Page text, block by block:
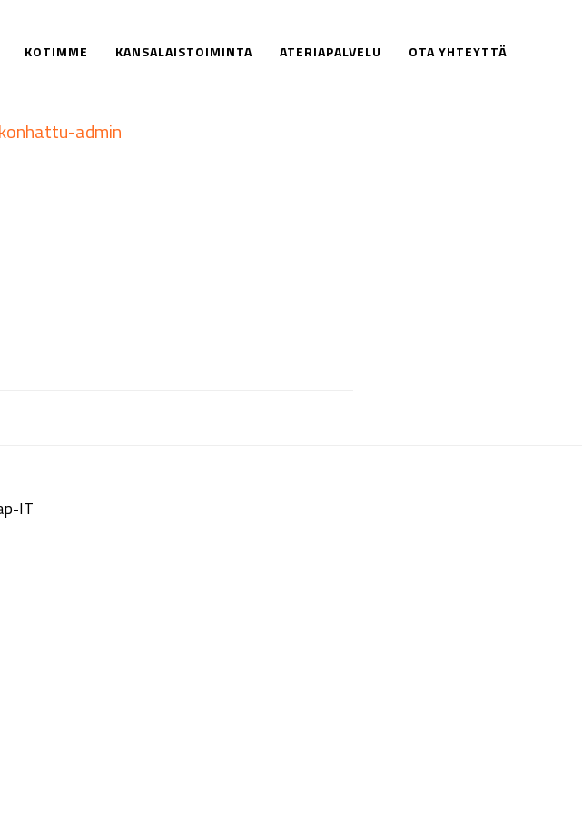
KOTIMME KANSALAISTOIMINTA ATERIAPALVELU OTA YHTEYTTÄ
21.6
admin
IT